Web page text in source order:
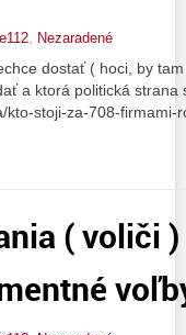
, Nezaradené
dostať ( hoci, by
a ktorá politická strana
kto-stoji-za-708-
( voliči )